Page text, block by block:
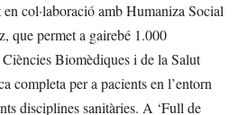
col·laboració amb Humaniza Social
que permet a gairebé 1.000
Biomèdiques i de la Salut
completa per a pacients en l’entorn
disciplines sanitàries. A ‘Full de